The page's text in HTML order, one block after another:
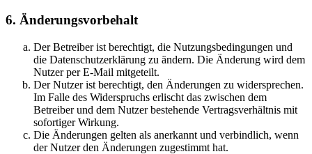
6. Änderungsvorbehalt
Der Betreiber ist berechtigt, die Nutzungsbedingungen und
die Datenschutzerklärung zu ändern. Die Änderung wird dem
Nutzer per E-Mail mitgeteilt.
Der Nutzer ist berechtigt, den Änderungen zu widersprechen.
Im Falle des Widerspruchs erlischt das zwischen dem
Betreiber und dem Nutzer bestehende Vertragsverhältnis mit
sofortiger Wirkung.
Die Änderungen gelten als anerkannt und verbindlich, wenn
der Nutzer den Änderungen zugestimmt hat.